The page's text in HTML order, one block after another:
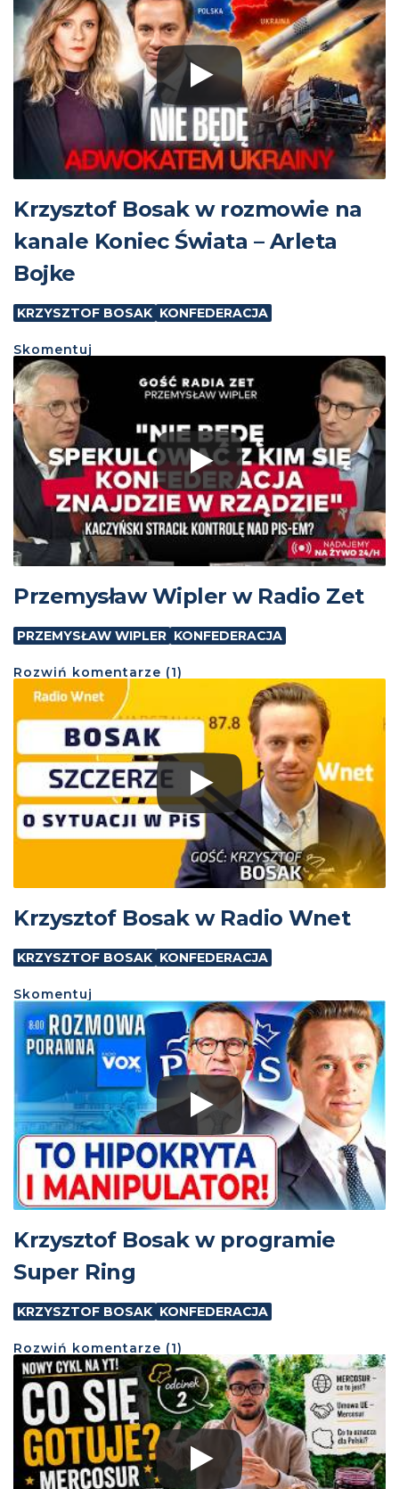
Krzysztof Bosak w rozmowie na
kanale Koniec Świata – Arleta
Bojke
KRZYSZTOF BOSAK KONFEDERACJA
Skomentuj
Przemysław Wipler w Radio Zet
PRZEMYSŁAW WIPLER KONFEDERACJA
Rozwiń komentarze (1)
Krzysztof Bosak w Radio Wnet
KRZYSZTOF BOSAK KONFEDERACJA
Skomentuj
Krzysztof Bosak w programie
Super Ring
KRZYSZTOF BOSAK KONFEDERACJA
Rozwiń komentarze (1)